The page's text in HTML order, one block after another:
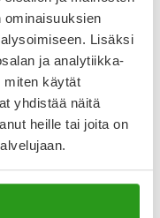
ominaisuuksien
Lisäksi
ja analytiikka-
miten käytät
yhdistää näitä
heille tai joita on
tilaat tarvitsemasi